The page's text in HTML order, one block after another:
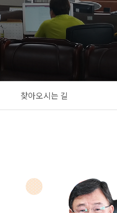
찾아오시는 길